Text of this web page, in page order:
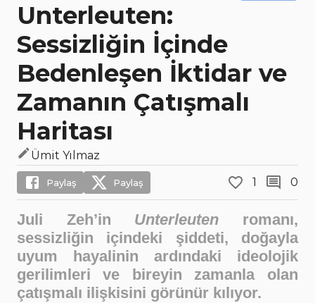
Unterleuten:
Sessizliğin İçinde
Bedenleşen İktidar ve
Zamanın Çatışmalı
Haritası
Ümit Yılmaz
Paylaş Paylaş 1 0
Juli Zeh’in Unterleuten romanı,
sessizliğin içindeki şiddeti, doğayla
uyum hayalinin ardındaki ideolojik
gerilimleri ve bireyin zamanla olan
çatışmalı ilişkisini görünür kılıyor.